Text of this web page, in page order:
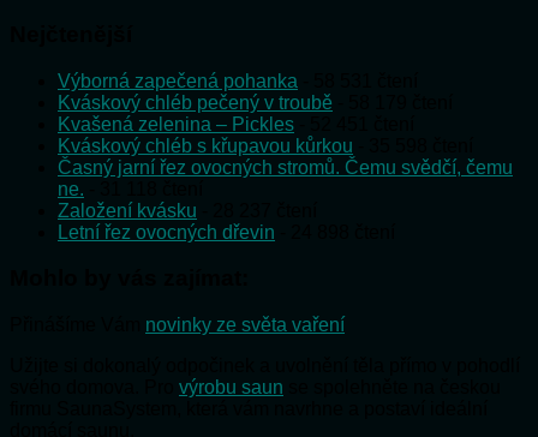
Výborná zapečená pohanka
Kváskový chléb pečený v troubě
Kvašená zelenina – Pickles
Kváskový chléb s křupavou kůrkou
Časný jarní řez ovocných stromů. Čemu svědčí, čemu
ne.
Založení kvásku
Letní řez ovocných dřevin
novinky ze světa vaření
výrobu saun